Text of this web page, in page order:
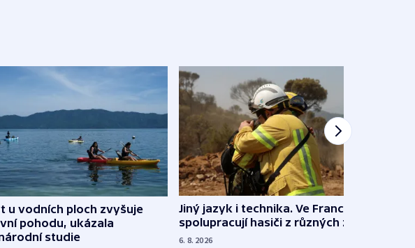
u vodních ploch zvyšuje
pohodu, ukázala
studie
Jiný jazyk i technika. Ve Francii
spolupracují hasiči z různých zemí
6. 8. 2026